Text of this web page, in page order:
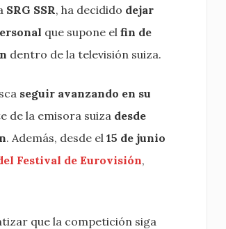
SRG SSR, ha decidido dejar
que supone el fin de
dentro de la televisión suiza.
seguir avanzando en su
de la emisora suiza desde
. Además, desde el 15 de junio
Festival de Eurovisión,
que la competición siga